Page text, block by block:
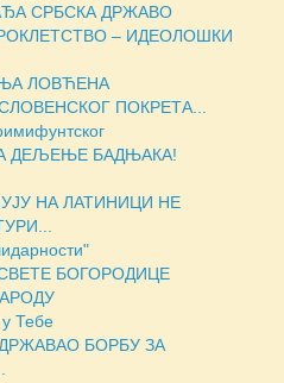
СРБСКА ДРЖАВО
– ИДЕОЛОШКИ
ЛОВЋЕНА
ПОКРЕТА...
ДЕЉЕЊЕ БАДЊАКА!
НА ЛАТИНИЦИ НЕ
БОГОРОДИЦЕ
Тебе
БОРБУ ЗА